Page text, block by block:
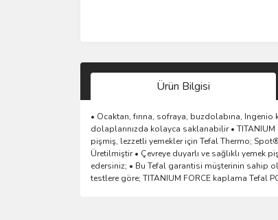
Ürün Bilgisi
• Ocaktan, fırına, sofraya, buzdolabına,
dolaplarınızda kolayca saklanabilir •
pişmiş, lezzetli yemekler için Tefal Thermo;
Üretilmiştir • Çevreye duyarlı ve sağlıklı yemek
edersiniz; • Bu Tefal garantisi müşterinin sahip
testlere göre; TITANIUM FORCE kaplama Tefal